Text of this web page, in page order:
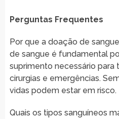
Perguntas Frequentes
Por que a doação de
de sangue é fundamental
suprimento necessário para
cirurgias e emergências.
vidas podem estar em risco.
Quais os tipos sanguíneos